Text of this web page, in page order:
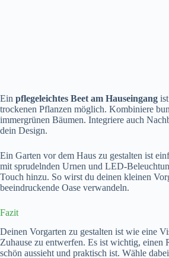
Ein pflegeleichtes Beet am Hauseingang
trockenen Pflanzen möglich. Kombiniere
immergrünen Bäumen. Integriere auch
dein Design.
Ein Garten vor dem Haus zu gestalten ist
mit sprudelnden Urnen und LED-
Touch hinzu. So wirst du deinen kleinen
beeindruckende Oase verwandeln.
Fazit
Deinen Vorgarten zu gestalten ist wie eine
Zuhause zu entwerfen. Es ist wichtig, einen
schön aussieht und praktisch ist. Wähle